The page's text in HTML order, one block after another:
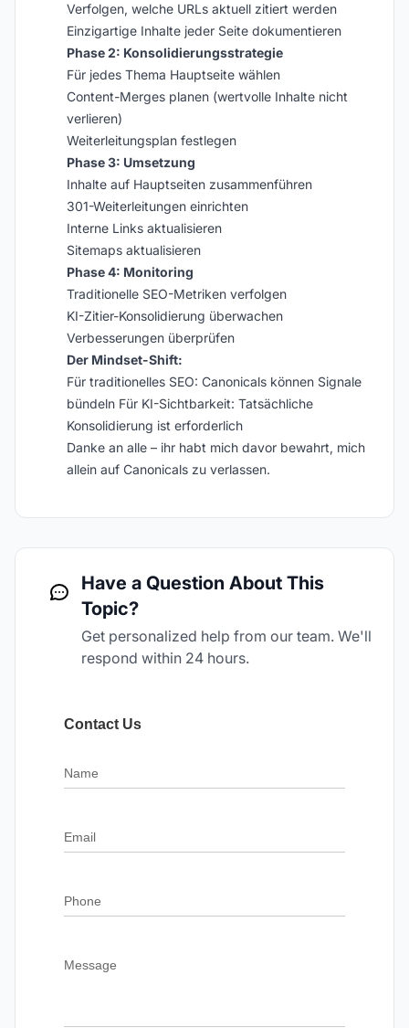
Verfolgen, welche URLs aktuell zitiert werden
Einzigartige Inhalte jeder Seite dokumentieren
Phase 2: Konsolidierungsstrategie
Für jedes Thema Hauptseite wählen
Content-Merges planen (wertvolle Inhalte nicht
verlieren)
Weiterleitungsplan festlegen
Phase 3: Umsetzung
Inhalte auf Hauptseiten zusammenführen
301-Weiterleitungen einrichten
Interne Links aktualisieren
Sitemaps aktualisieren
Phase 4: Monitoring
Traditionelle SEO-Metriken verfolgen
KI-Zitier-Konsolidierung überwachen
Verbesserungen überprüfen
Der Mindset-Shift:
Für traditionelles SEO: Canonicals können Signale
bündeln Für KI-Sichtbarkeit: Tatsächliche
Konsolidierung ist erforderlich
Danke an alle – ihr habt mich davor bewahrt, mich
allein auf Canonicals zu verlassen.
Have a Question About This
Topic?
Get personalized help from our team. We'll
respond within 24 hours.